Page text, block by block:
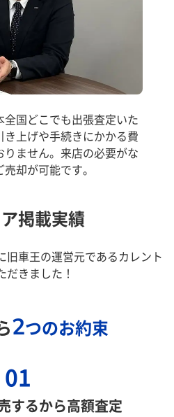
国どこでも出張査定いた
き上げや手続きにかかる費
ません。来店の必要がな
却が可能です。
掲載実績
旧車王の運営元であるカレント
きました！
2つのお約束
01
するから高額査定